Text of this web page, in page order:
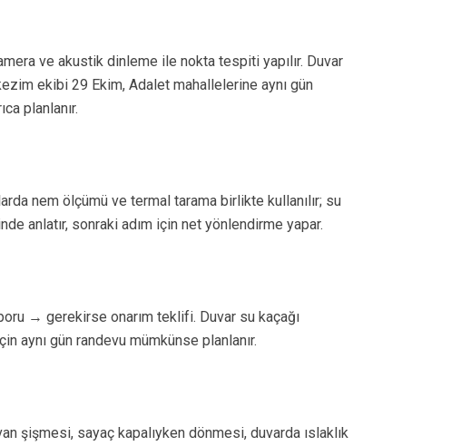
ve akustik dinleme ile nokta tespiti yapılır. Duvar
ekibi 29 Ekim, Adalet mahallelerine aynı gün
planlanır.
nem ölçümü ve termal tarama birlikte kullanılır; su
anlatır, sonraki adım için net yönlendirme yapar.
→ gerekirse onarım teklifi. Duvar su kaçağı
aynı gün randevu mümkünse planlanır.
şişmesi, sayaç kapalıyken dönmesi, duvarda ıslaklık